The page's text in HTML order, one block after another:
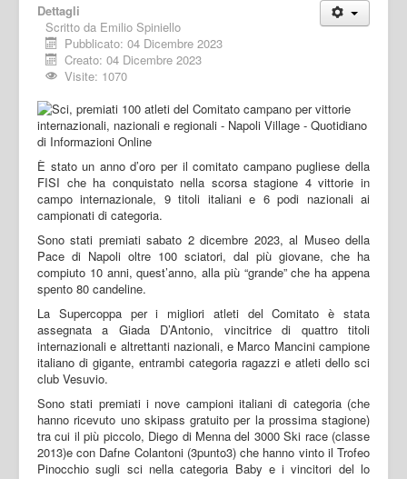
Dettagli
Scritto da Emilio Spiniello
Pubblicato: 04 Dicembre 2023
Creato: 04 Dicembre 2023
Visite: 1070
È stato un anno d’oro per il comitato campano pugliese della
FISI che ha conquistato nella scorsa stagione 4 vittorie in
campo internazionale, 9 titoli italiani e 6 podi nazionali ai
campionati di categoria.
Sono stati premiati sabato 2 dicembre 2023, al Museo della
Pace di Napoli oltre 100 sciatori, dal più giovane, che ha
compiuto 10 anni, quest’anno, alla più “grande” che ha appena
spento 80 candeline.
La Supercoppa per i migliori atleti del Comitato è stata
assegnata a Giada D’Antonio, vincitrice di quattro titoli
internazionali e altrettanti nazionali, e Marco Mancini campione
italiano di gigante, entrambi categoria ragazzi e atleti dello sci
club Vesuvio.
Sono stati premiati i nove campioni italiani di categoria (che
hanno ricevuto uno skipass gratuito per la prossima stagione)
tra cui il più piccolo, Diego di Menna del 3000 Ski race (classe
2013)e con Dafne Colantoni (3punto3) che hanno vinto il Trofeo
Pinocchio sugli sci nella categoria Baby e i vincitori del lo